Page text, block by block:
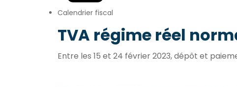
Calendrier fiscal
TVA régime réel
Entre les 15 et 24 février 2023, dépôt et